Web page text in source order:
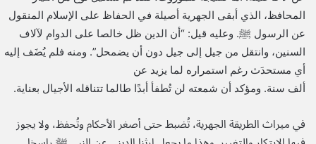
المحافظ، الذي أبقى الجهرية أصيلة في الحفاظ على الإسلام المنقول
عن الرسول ﷺ. وعليه قيل: “أن الدين ظل خالصا على الدوام لآلاف
السنين، وانتقل من جيل إلى جيل دون أن يضمحل”. ومنه فلم يُضَف إليه
أي مستحدَث رغم استمراره لما يزيد عن
ألف سنة. ومؤكد أن شمعته لن تُطفأ أبدًا طالما تتناقله الأجيال بعناية.
في ميراث الطريقة الجهرية، تُضبط حتى أصغر الأحكام وتُحفظ، ولا يجوز